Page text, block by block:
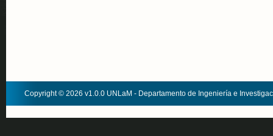
Copyright © 2026 v1.0.0 UNLaM - Departamento de Ingeniería e